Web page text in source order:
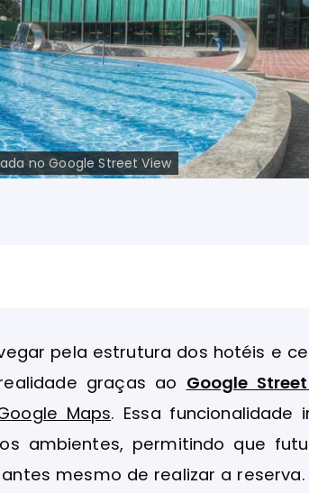
no Google Street View
pela estrutura dos hotéis e
graças ao Google
Maps. Essa
ambientes, permitindo que
mesmo de realizar a